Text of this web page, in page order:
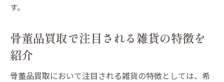
す。
骨董品買取で注目される雑貨の特徴を
紹介
骨董品買取において注目される雑貨の特徴としては、希